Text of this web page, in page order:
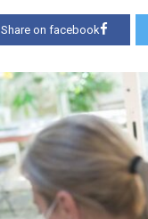
Share on facebook